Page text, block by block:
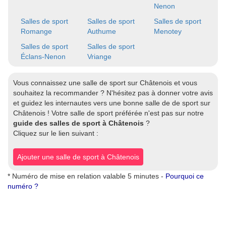
Nenon
Salles de sport
Romange
Salles de sport
Authume
Salles de sport
Menotey
Salles de sport
Éclans-Nenon
Salles de sport
Vriange
Vous connaissez une salle de sport sur Châtenois et vous
souhaitez la recommander ? N'hésitez pas à donner votre avis
et guidez les internautes vers une bonne salle de de sport sur
Châtenois ! Votre salle de sport préférée n'est pas sur notre
guide des salles de sport à Châtenois ?
Cliquez sur le lien suivant :
Ajouter une salle de sport à Châtenois
* Numéro de mise en relation valable 5 minutes - Pourquoi ce
numéro ?